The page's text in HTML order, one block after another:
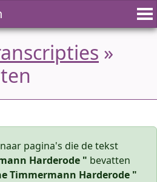
»
pagina's die de tekst
Harderode " bevatten
Timmermann Harderode "